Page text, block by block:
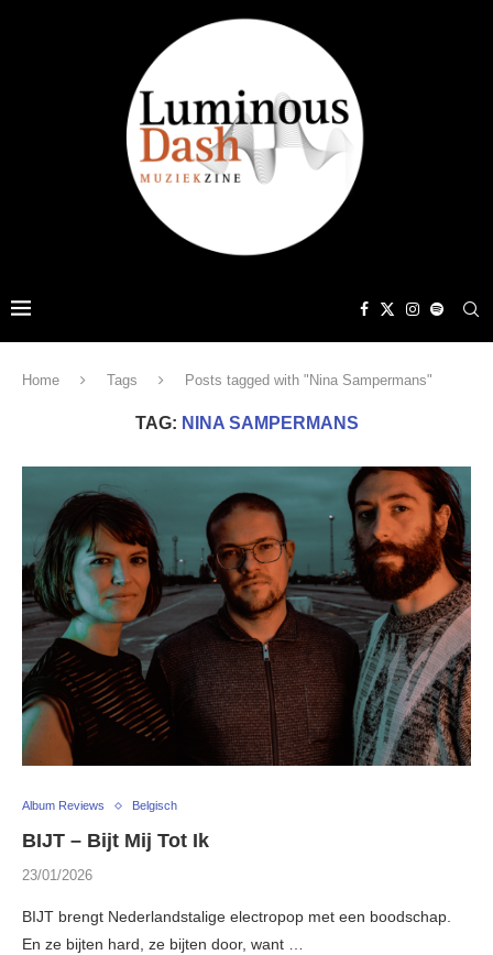
Home Tags Posts tagged with "Nina Sampermans"
TAG: NINA SAMPERMANS
Album Reviews Belgisch
BIJT – Bijt Mij Tot Ik
23/01/2026
BIJT brengt Nederlandstalige electropop met een boodschap.
En ze bijten hard, ze bijten door, want …